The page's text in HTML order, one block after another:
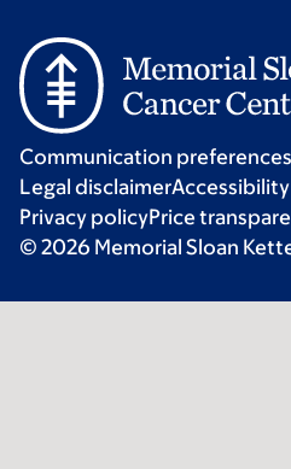
Communication preferences
Legal disclaimer
Privacy policyPrice
© 2026 Memorial Sloan